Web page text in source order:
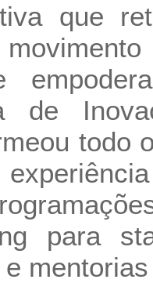
que
de
todo
para